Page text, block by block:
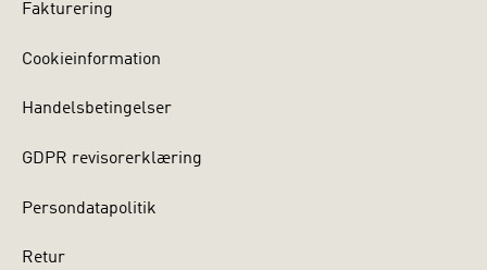
Fakturering
Cookieinformation
Handelsbetingelser
GDPR revisorerklæring
Persondatapolitik
Retur